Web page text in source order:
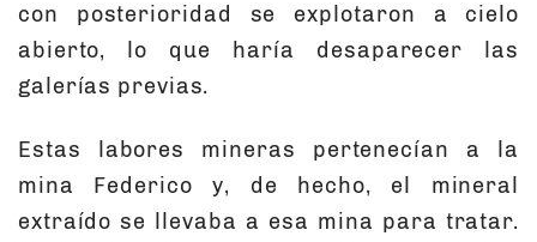
con posterioridad se explotaron a cielo
abierto, lo que haría desaparecer las
galerías previas.
Estas labores mineras pertenecían a la
mina Federico y, de hecho, el mineral
extraído se llevaba a esa mina para tratar.